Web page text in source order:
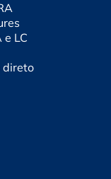
e LC
direto